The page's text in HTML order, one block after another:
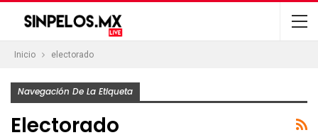
Inicio electorado
Navegación De La Etiqueta
Electorado